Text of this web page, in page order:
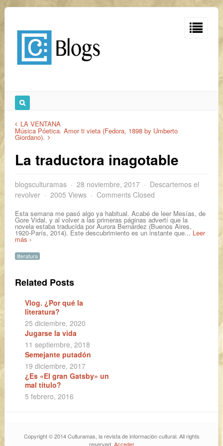
LA VENTANA
Música Póetica. Amor ti vieta (Fedora, 1898 by Umberto
Giordano).
La traductora inagotable
blogsculturamas 28 noviembre, 2017
Descartemos el
revolver
2005 Views Comments Closed
Esta semana me pasó algo ya habitual. Acabé de leer Mesías, de
Gore Vidal, y al volver a las primeras páginas advertí que la
novela estaba traducida por Aurora Bernárdez (Buenos Aires,
1920-París, 2014). Este descubrimiento es un instante que... Leer
más ›
literatura
Related Posts
Vlog. ¿Por qué la
literatura?
25 diciembre, 2020
Jugarse la vida
11 septiembre, 2018
Semejante putadón
19 diciembre, 2017
¿Es «El gran Gatsby» un
mal título?
5 febrero, 2016
Copyright © 2014 Culturamas, la revista de información cultural. All rights
reserved. Acceder